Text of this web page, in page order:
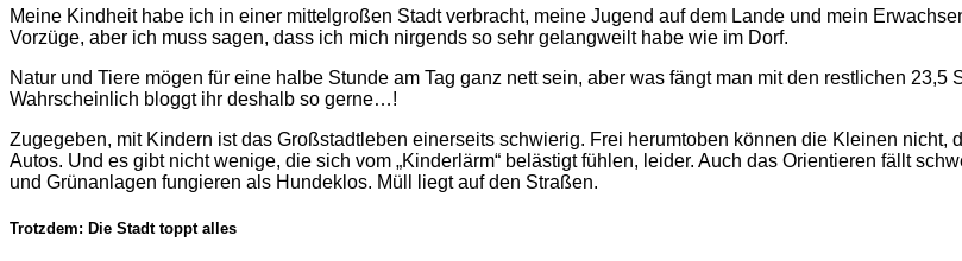
Meine Kindheit habe ich in einer mittelgroßen Stadt verbracht, meine Jugend auf dem Lande und mein
Vorzüge, aber ich muss sagen, dass ich mich nirgends so sehr gelangweilt habe wie im Dorf.
Natur und Tiere mögen für eine halbe Stunde am Tag ganz nett sein, aber was fängt man mit den restlichen 23,5
Wahrscheinlich bloggt ihr deshalb so gerne…!
Zugegeben, mit Kindern ist das Großstadtleben einerseits schwierig. Frei herumtoben können die Kleinen nicht,
Autos. Und es gibt nicht wenige, die sich vom „Kinderlärm“ belästigt fühlen, leider. Auch das Orientieren fällt
und Grünanlagen fungieren als Hundeklos. Müll liegt auf den Straßen.
Trotzdem: Die Stadt toppt alles